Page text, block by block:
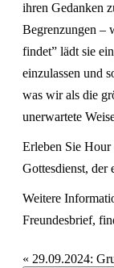
ihren Gedanken
Begrenzungen –
findet” lädt sie
einzulassen und
was wir als die
unerwartete
Erleben Sie
Gottesdienst, der
Weitere
Freundesbrief,
« 29.09.2024: